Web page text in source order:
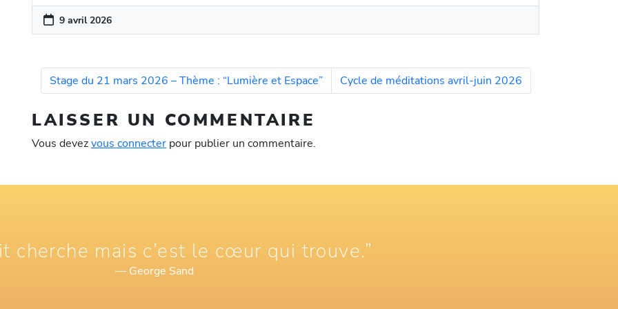
9 avril 2026
Stage du 21 mars 2026 – Thème : “Lumière et Espace” Cycle de méditations avril-juin 2026
LAISSER UN COMMENTAIRE
Vous devezvous connecter pour publier un commentaire.
cherche mais c’est le cœur qui trouve.”
— George Sand